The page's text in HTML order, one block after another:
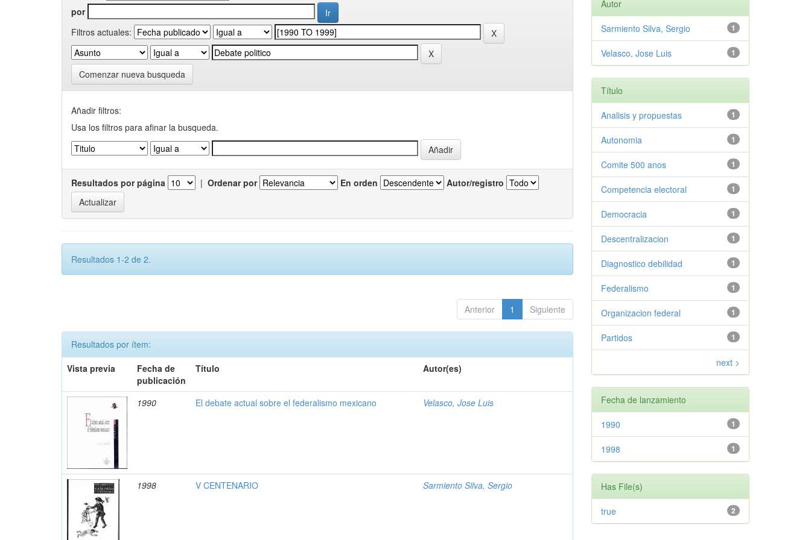
por
Filtros actuales:
Comenzar nueva busqueda
Añadir filtros:
Usa los filtros para afinar la busqueda.
Resultados por página | Ordenar por En orden Autor/registro
Resultados 1-2 de 2.
Anterior 1 Siguiente
Resultados por ítem:
Vista previa
Fecha de
publicación
Título Autor(es)
1990 El debate actual sobre el federalismo mexicano Velasco, Jose Luis
1998 V CENTENARIO Sarmiento Silva, Sergio
Autor
1
Sarmiento Silva, Sergio
1
Velasco, Jose Luis
Título
1
Analisis y propuestas
1
Autonomia
1
Comite 500 anos
1
Competencia electoral
1
Democracia
1
Descentralizacion
1
Diagnostico debilidad
1
Federalismo
1
Organizacion federal
1
Partidos
next >
Fecha de lanzamiento
1
1990
1
1998
Has File(s)
2
true